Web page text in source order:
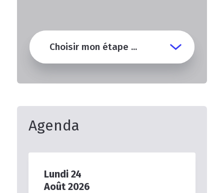
Choisir mon étape ...
Agenda
Lundi 24
Août 2026